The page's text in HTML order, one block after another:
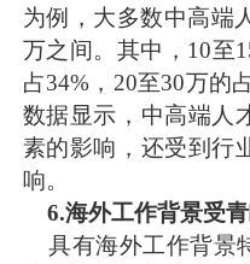
为例，大多数中高端
万之间。其中，10至
占34%，20至30万的
数据显示，中高端人
素的影响，还受到行
响。
6.海外工作背景受
具有海外工作背景